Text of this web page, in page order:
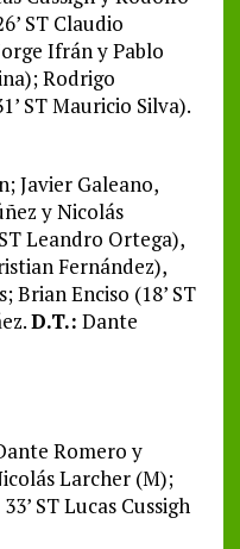
ST Claudio
Ifrán y Pablo
Rodrigo
ST Mauricio Silva).
Javier Galeano,
y Nicolás
Leandro Ortega),
Fernández),
Brian Enciso (18’ ST
D.T.: Dante
Romero y
Larcher (M);
ST Lucas Cussigh